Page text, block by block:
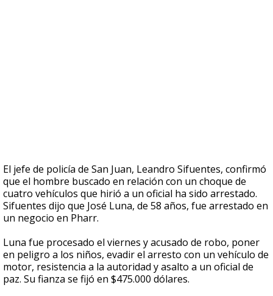
El jefe de policía de San Juan, Leandro Sifuentes, confirmó
que el hombre buscado en relación con un choque de
cuatro vehículos que hirió a un oficial ha sido arrestado.
Sifuentes dijo que José Luna, de 58 años, fue arrestado en
un negocio en Pharr.
Luna fue procesado el viernes y acusado de robo, poner
en peligro a los niños, evadir el arresto con un vehículo de
motor, resistencia a la autoridad y asalto a un oficial de
paz. Su fianza se fijó en $475.000 dólares.